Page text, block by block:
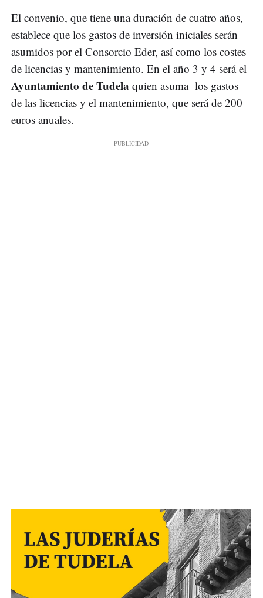
El convenio, que tiene una duración de cuatro años,
establece que los gastos de inversión iniciales serán
asumidos por el Consorcio Eder, así como los costes
de licencias y mantenimiento. En el año 3 y 4 será el
Ayuntamiento de Tudela quien asuma los gastos
de las licencias y el mantenimiento, que será de 200
euros anuales.